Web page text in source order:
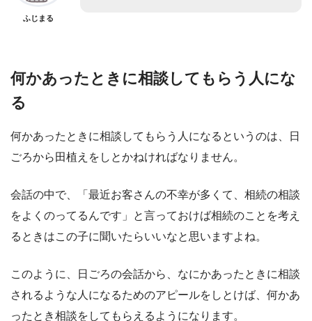
ふじまる
何かあったときに相談してもらう人にな
る
何かあったときに相談してもらう人になるというのは、日
ごろから田植えをしとかねければなりません。
会話の中で、「最近お客さんの不幸が多くて、相続の相談
をよくのってるんです」と言っておけば相続のことを考え
るときはこの子に聞いたらいいなと思いますよね。
このように、日ごろの会話から、なにかあったときに相談
されるような人になるためのアピールをしとけば、何かあ
ったとき相談をしてもらえるようになります。